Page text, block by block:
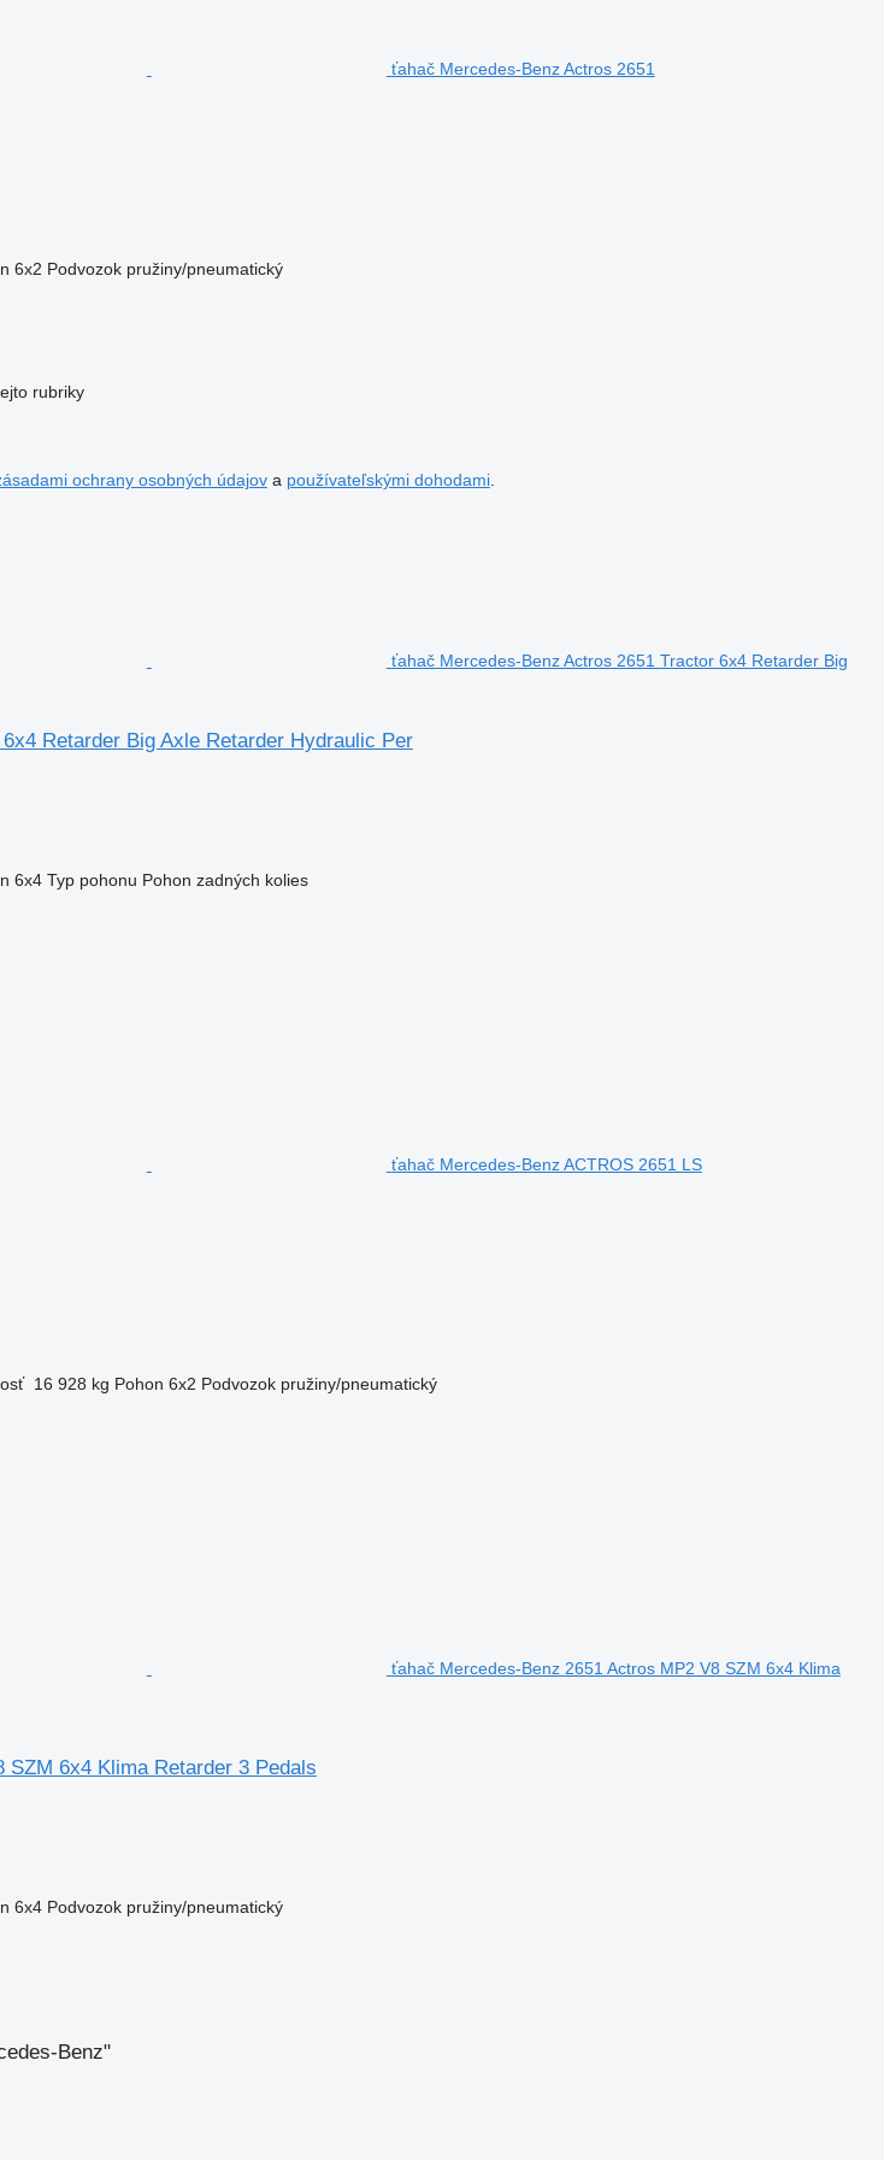
ťahač Mercedes-Benz Actros 2651
6x2 Podvozok pružiny/pneumatický
rubriky
ochrany osobných údajova používateľskými dohodami.
ťahač Mercedes-Benz Actros 2651 Tractor 6x4 Retarder Big
Retarder Big Axle Retarder Hydraulic Per
6x4 Typ pohonu Pohon zadných kolies
ťahač Mercedes-Benz ACTROS 2651 LS
16 928 kg Pohon 6x2 Podvozok pružiny/pneumatický
ťahač Mercedes-Benz 2651 Actros MP2 V8 SZM 6x4 Klima
6x4 Klima Retarder 3 Pedals
6x4 Podvozok pružiny/pneumatický
Benz"